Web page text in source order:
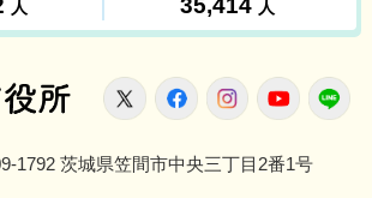
笠間市役所
X FacebookInstagram
1792 茨城県笠間市中央三丁目2番1号